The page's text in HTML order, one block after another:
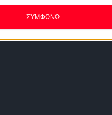
ΣΥΜΦΩΝΩ